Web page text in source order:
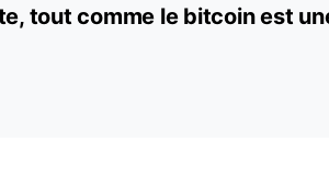
tout comme le bitcoin est